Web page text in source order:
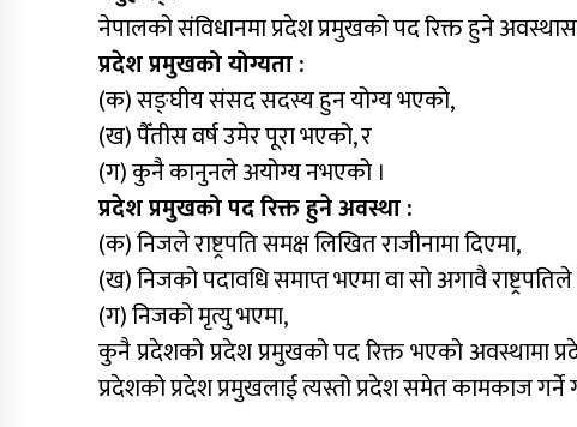
नेपालको संविधानमा प्रदेश प्रमुखको पद रिक्त हुने
प्रदेश प्रमुखको योग्यता :
(क) सङ्घीय संसद सदस्य हुन योग्य भएको,
(ख) पैँतीस वर्ष उमेर पूरा भएको, र
(ग) कुनै कानुनले अयोग्य नभएको ।
प्रदेश प्रमुखको पद रिक्त हुने अवस्था :
(क) निजले राष्ट्रपति समक्ष लिखित राजीनामा दिएमा,
(ख) निजको पदावधि समाप्त भएमा वा सो अगावै
(ग) निजको मृत्यु भएमा,
कुनै प्रदेशको प्रदेश प्रमुखको पद रिक्त भएको अवस्थामा
प्रदेशको प्रदेश प्रमुखलाई त्यस्तो प्रदेश समेत कामकाज